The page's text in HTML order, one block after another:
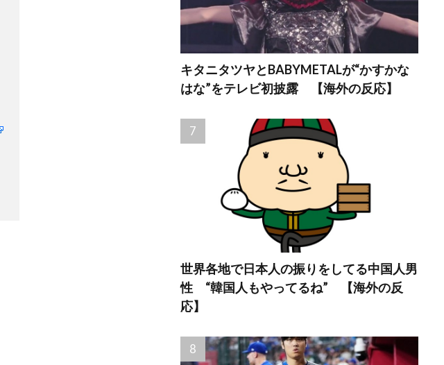
キタニタツヤとBABYMETALが“かすかな
はな”をテレビ初披露 【海外の反応】
世界各地で日本人の振りをしてる中国人男
性 “韓国人もやってるね” 【海外の反
応】